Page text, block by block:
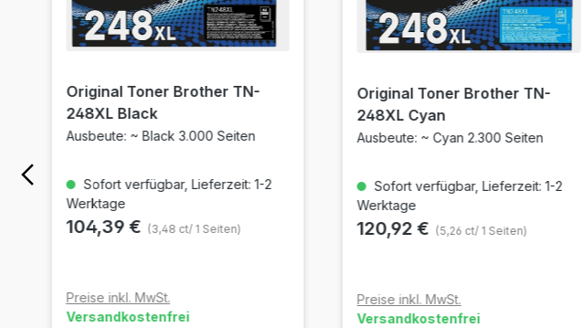
Original Toner Brother TN-
248XL Black
Ausbeute: ~ Black 3.000 Seiten
Sofort verfügbar, Lieferzeit: 1-2
Werktage
104,39 € (3,48 ct/ 1 Seiten)
Preise inkl. MwSt.
Versandkostenfrei
Original Toner Brother TN-
248XL Cyan
Ausbeute: ~ Cyan 2.300 Seiten
Sofort verfügbar, Lieferzeit: 1-2
Werktage
120,92 € (5,26 ct/ 1 Seiten)
Preise inkl. MwSt.
Versandkostenfrei